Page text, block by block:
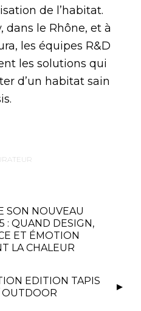
de l’habitat.
dans le Rhône, et à
les équipes R&D
les solutions qui
d’un habitat sain
SON NOUVEAU
: QUAND DESIGN,
ET ÉMOTION
LA CHALEUR
EDITION TAPIS